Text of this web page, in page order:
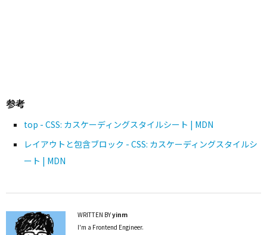
参考
top - CSS: カスケーディングスタイルシート | MDN
レイアウトと包含ブロック - CSS: カスケーディングスタイルシ
ート | MDN
WRITTEN BYyinm
I'm a Frontend Engineer.